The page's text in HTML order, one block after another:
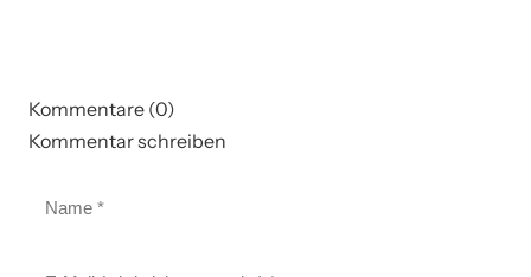
Kommentare (0)
Kommentar schreiben